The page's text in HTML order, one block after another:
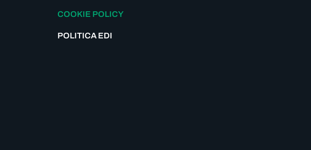
COOKIE POLICY
POLITICA EDI